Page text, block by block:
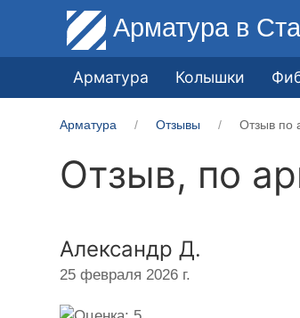
Арматура в
Арматура Колышки
Арматура Отзывы Отзыв по
Отзыв, по
Александр Д.
25 февраля 2026 г.